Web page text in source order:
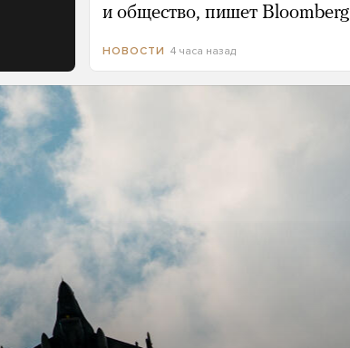
и общество, пишет Bloomberg
НОВОСТИ 4 часа назад